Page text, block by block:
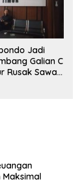
Jadi
Galian C
Rusak Sawah
Maksimal